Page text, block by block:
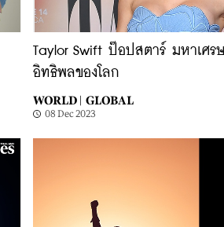
Taylor Swift ป๊อปสตาร์ มหาเศร
อิทธิพลของโลก
WORLD | GLOBAL
08 Dec 2023